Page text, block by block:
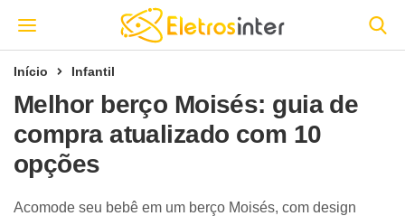
Início Infantil
Melhor berço Moisés: guia de
compra atualizado com 10
opções
Acomode seu bebê em um berço Moisés, com design